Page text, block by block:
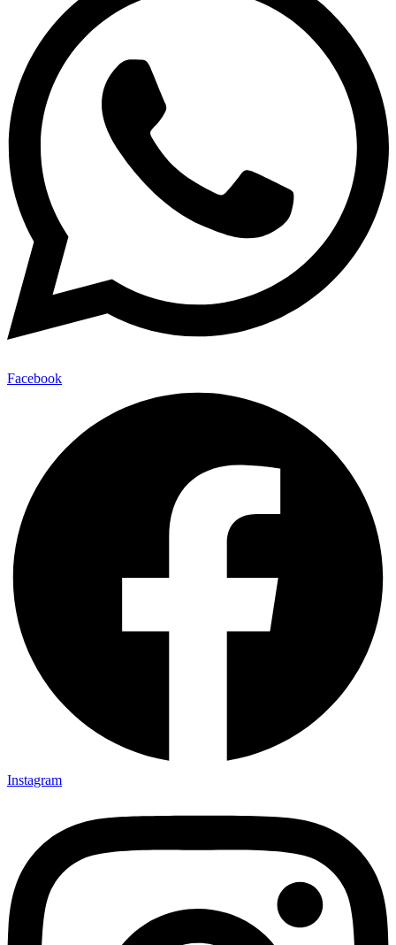
Facebook
Instagram